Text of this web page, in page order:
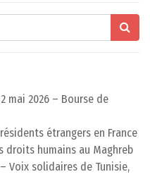
mai 2026 – Bourse de
étrangers en France
droits humains au Maghreb
Voix solidaires de Tunisie,